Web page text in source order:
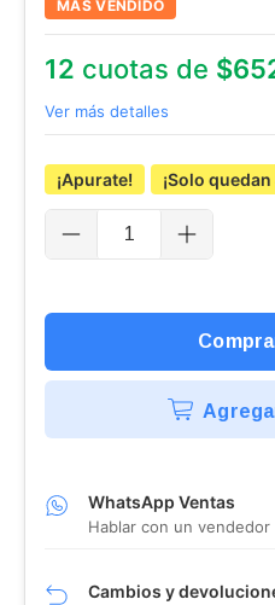
MÁS VENDIDO
12 cuotas de
Ver más detalles
¡Apurate! ¡Solo quedan
WhatsApp Ventas
Hablar con un vendedor
Cambios y